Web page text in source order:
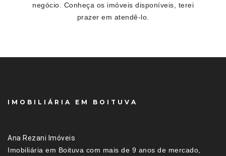
negócio. Conheça os imóveis disponíveis, terei
prazer em atendê-lo.
IMOBILIÁRIA EM BOITUVA
Ana Rezani Imóveis
Imobiliária em Boituva com mais de 9 anos de mercado,